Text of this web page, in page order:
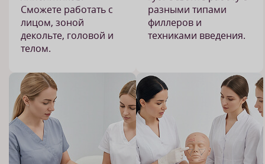
Сможете работать с
лицом, зоной
декольте, головой и
телом.
разными типами
филлеров и
техниками введения.